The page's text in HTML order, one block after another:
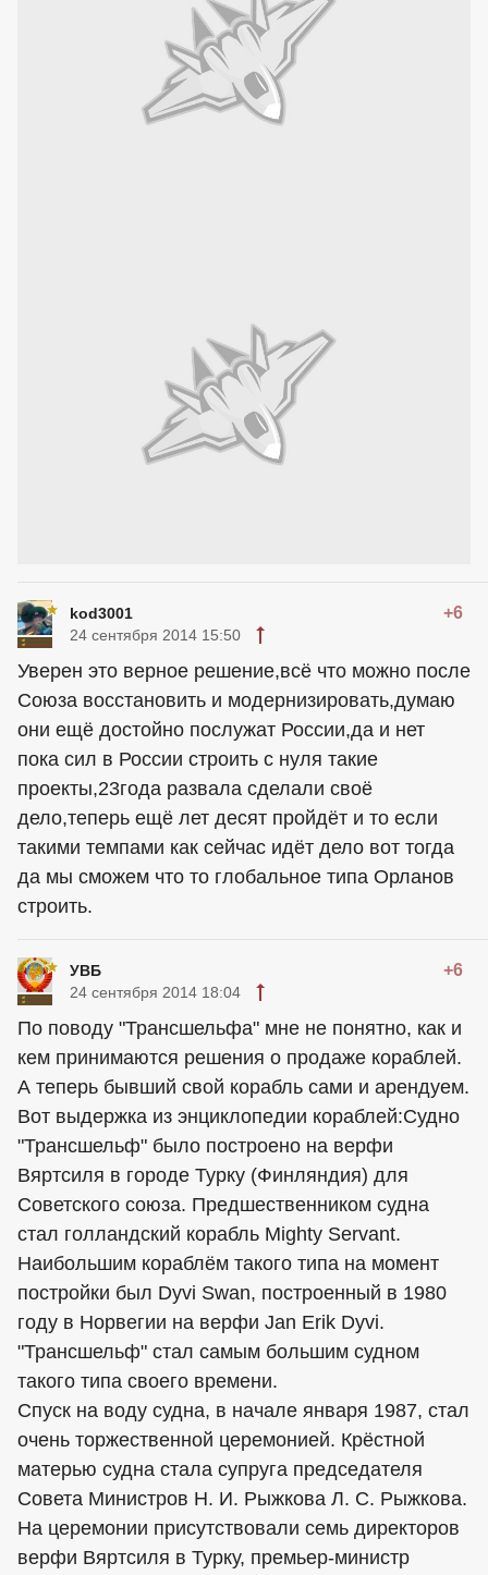
kod3001 +6
24 сентября 2014 15:50
Уверен это верное решение,всё что можно после
Союза восстановить и модернизировать,думаю
они ещё достойно послужат России,да и нет
пока сил в России строить с нуля такие
проекты,23года развала сделали своё
дело,теперь ещё лет десят пройдёт и то если
такими темпами как сейчас идёт дело вот тогда
да мы сможем что то глобальное типа Орланов
строить.
УВБ +6
24 сентября 2014 18:04
По поводу "Трансшельфа" мне не понятно, как и
кем принимаются решения о продаже кораблей.
А теперь бывший свой корабль сами и арендуем.
Вот выдержка из энциклопедии кораблей:Судно
"Трансшельф" было построено на верфи
Вяртсиля в городе Турку (Финляндия) для
Советского союза. Предшественником судна
стал голландский корабль Mighty Servant.
Наибольшим кораблём такого типа на момент
постройки был Dyvi Swan, построенный в 1980
году в Норвегии на верфи Jan Erik Dyvi.
"Трансшельф" стал самым большим судном
такого типа своего времени.
Спуск на воду судна, в начале января 1987, стал
очень торжественной церемонией. Крёстной
матерью судна стала супруга председателя
Совета Министров Н. И. Рыжкова Л. С. Рыжкова.
На церемонии присутствовали семь директоров
верфи Вяртсиля в Турку, премьер-министр